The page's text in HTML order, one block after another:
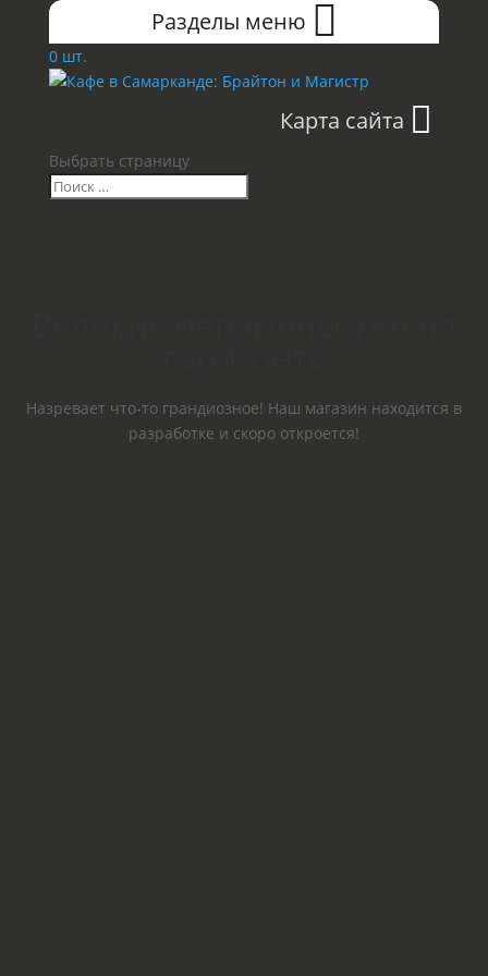
Разделы меню
0 шт.
Карта сайта
Выбрать страницу
Назревает что-то грандиозное! Наш магазин находится в
разработке и скоро откроется!